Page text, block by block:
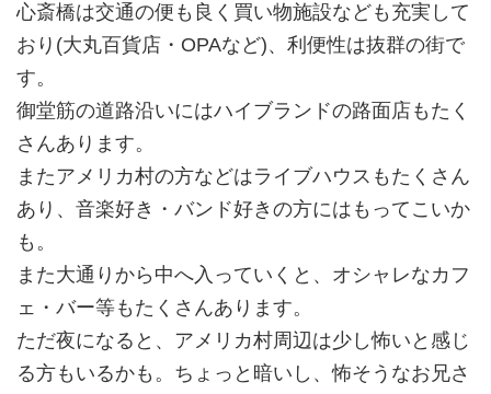
心斎橋は交通の便も良く買い物施設なども充実して
おり(大丸百貨店・OPAなど)、利便性は抜群の街で
す。
御堂筋の道路沿いにはハイブランドの路面店もたく
さんあります。
またアメリカ村の方などはライブハウスもたくさん
あり、音楽好き・バンド好きの方にはもってこいか
も。
また大通りから中へ入っていくと、オシャレなカフ
ェ・バー等もたくさんあります。
ただ夜になると、アメリカ村周辺は少し怖いと感じ
る方もいるかも。ちょっと暗いし、怖そうなお兄さ